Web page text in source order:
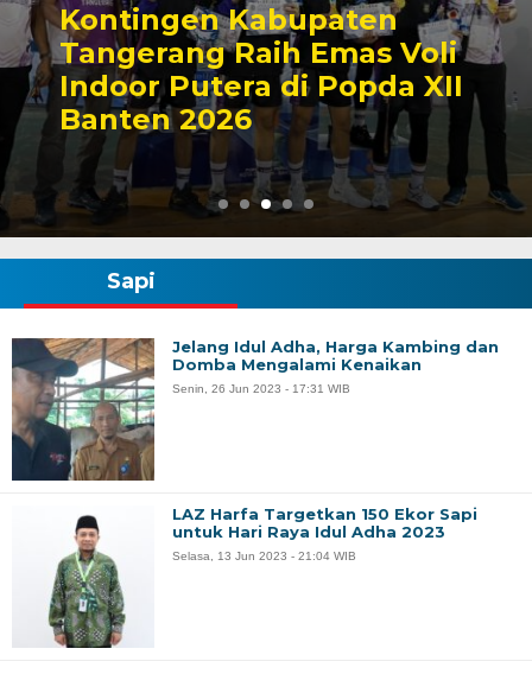
XII
Zona Blank Spot, SMP
Satap di Kota Serang
Lakukan Pendaftaran
Manual
Sapi
Jelang Idul Adha, Harga Kambing dan
Domba Mengalami Kenaikan
Senin, 26 Jun 2023 - 17:31 WIB
LAZ Harfa Targetkan 150 Ekor Sapi
untuk Hari Raya Idul Adha 2023
Selasa, 13 Jun 2023 - 21:04 WIB